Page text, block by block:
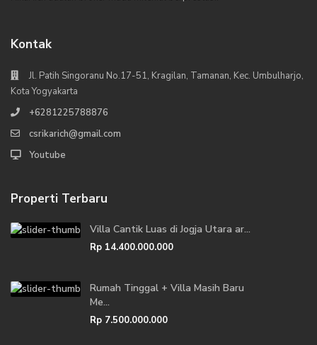
Kontak
Jl. Patih Singoranu No.17-51, Kragilan, Tamanan, Kec. Umbulharjo,
Kota Yogyakarta
+6281225788876
csrikarich@gmail.com
Youtube
Properti Terbaru
Villa Cantik Luas di Jogja Utara ar...
Rp 14.400.000.000
Rumah Tinggal + Villa Masih Baru
Me...
Rp 7.500.000.000